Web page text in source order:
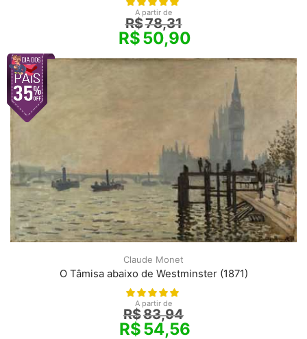
A partir de
R$78,31
R$50,90
Claude Monet
O Tâmisa abaixo de Westminster (1871)
A partir de
R$83,94
R$54,56